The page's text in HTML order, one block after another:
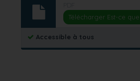
Télécharger Est-ce
Accessible à tous